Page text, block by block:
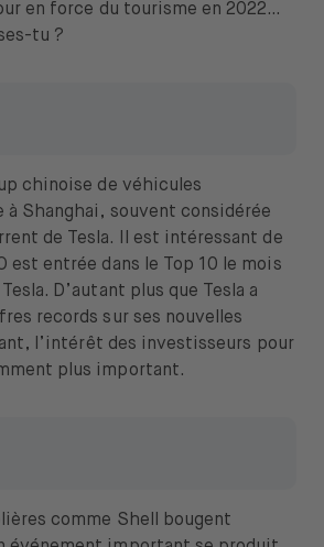
en force du tourisme en 2022…
tu ?
chinoise de véhicules
à Shanghai, souvent considérée
de Tesla. Il est intéressant de
est entrée dans le Top 10 le mois
D’autant plus que Tesla a
records sur ses nouvelles
l’intérêt des investisseurs pour
plus important.
comme Shell bougent